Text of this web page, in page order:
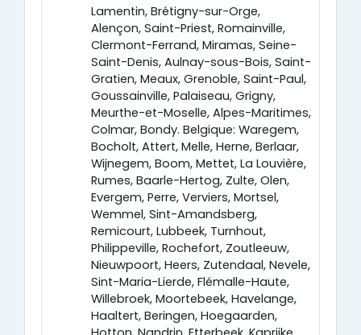
Lamentin, Brétigny-sur-Orge,
Alençon, Saint-Priest, Romainville,
Clermont-Ferrand, Miramas, Seine-
Saint-Denis, Aulnay-sous-Bois, Saint-
Gratien, Meaux, Grenoble, Saint-Paul,
Goussainville, Palaiseau, Grigny,
Meurthe-et-Moselle, Alpes-Maritimes,
Colmar, Bondy. Belgique: Waregem,
Bocholt, Attert, Melle, Herne, Berlaar,
Wijnegem, Boom, Mettet, La Louvière,
Rumes, Baarle-Hertog, Zulte, Olen,
Evergem, Perre, Verviers, Mortsel,
Wemmel, Sint-Amandsberg,
Remicourt, Lubbeek, Turnhout,
Philippeville, Rochefort, Zoutleeuw,
Nieuwpoort, Heers, Zutendaal, Nevele,
Sint-Maria-Lierde, Flémalle-Haute,
Willebroek, Moortebeek, Havelange,
Haaltert, Beringen, Hoegaarden,